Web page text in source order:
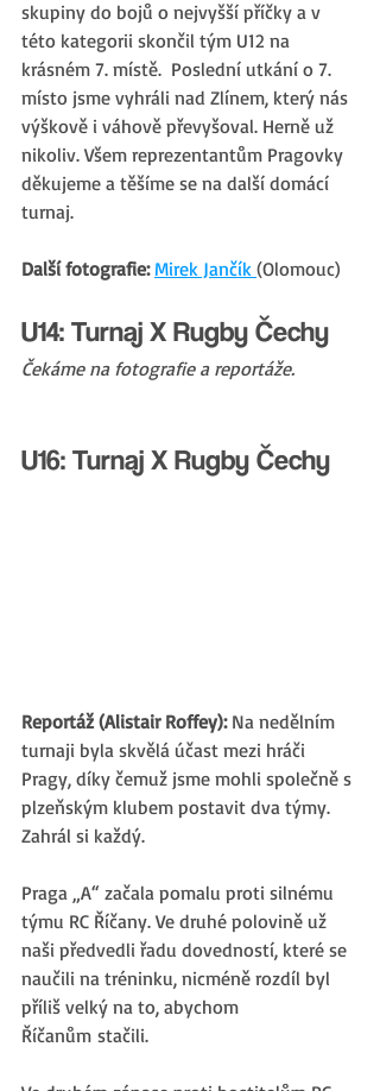
skupiny do bojů o nejvyšší příčky a v
této kategorii skončil tým U12 na
krásném 7. místě.  Poslední utkání o 7.
místo jsme vyhráli nad Zlínem, který nás
výškově i váhově převyšoval. Herně už
nikoliv. Všem reprezentantům Pragovky
děkujeme a těšíme se na další domácí
turnaj.
Další fotografie: Mirek Jančík (Olomouc)
U14: Turnaj X Rugby Čechy
Čekáme na fotografie a reportáže.
U16: Turnaj X Rugby Čechy
Reportáž (Alistair Roffey): Na nedělním
turnaji byla skvělá účast mezi hráči
Pragy, díky čemuž jsme mohli společně s
plzeňským klubem postavit dva týmy.
Zahrál si každý.
Praga „A“ začala pomalu proti silnému
týmu RC Říčany. Ve druhé polovině už
naši předvedli řadu dovedností, které se
naučili na tréninku, nicméně rozdíl byl
příliš velký na to, abychom
Říčanům stačili.